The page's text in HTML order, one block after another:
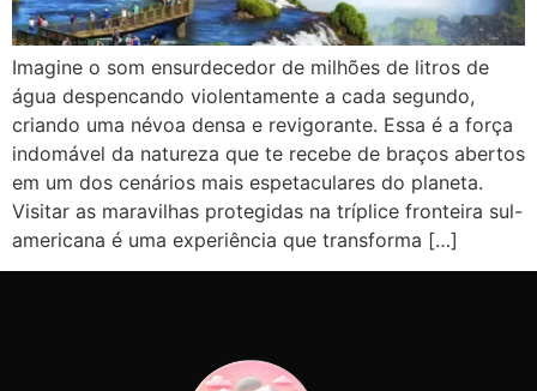
Imagine o som ensurdecedor de milhões de litros de
água despencando violentamente a cada segundo,
criando uma névoa densa e revigorante. Essa é a força
indomável da natureza que te recebe de braços abertos
em um dos cenários mais espetaculares do planeta.
Visitar as maravilhas protegidas na tríplice fronteira sul-
americana é uma experiência que transforma […]